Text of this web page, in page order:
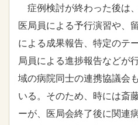
症例検討が終わった後は
医局員による予行演習や、
による成果報告、特定のテ
局員による進捗報告などが
域の病院同士の連携協議会
いる。そのため、時には斎
ーが、医局会終了後に関連